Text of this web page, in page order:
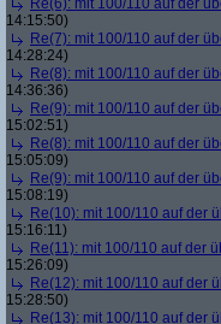
Re(6): mit 100/110 auf der
14:15:50)
Re(7): mit 100/110 auf der
14:28:24)
Re(8): mit 100/110 auf der
14:36:36)
Re(9): mit 100/110 auf der
15:02:51)
Re(8): mit 100/110 auf der
15:05:09)
Re(9): mit 100/110 auf der
15:08:19)
Re(10): mit 100/110 auf der
15:16:11)
Re(11): mit 100/110 auf der
15:26:09)
Re(12): mit 100/110 auf der
15:28:50)
Re(13): mit 100/110 auf der